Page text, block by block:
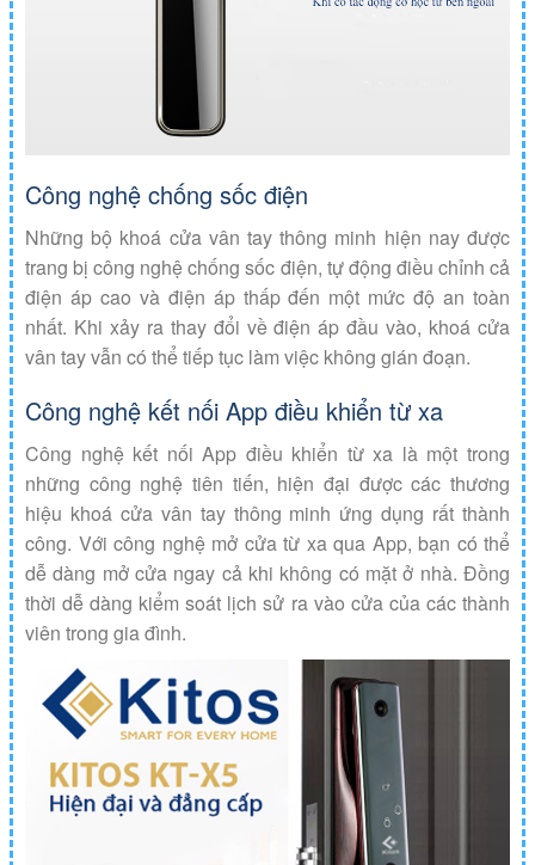
Công nghệ chống sốc điện
Những bộ khoá cửa vân tay thông minh hiện nay được
trang bị công nghệ chống sốc điện, tự động điều chỉnh cả
điện áp cao và điện áp thấp đến một mức độ an toàn
nhất. Khi xảy ra thay đổi về điện áp đầu vào, khoá cửa
vân tay vẫn có thể tiếp tục làm việc không gián đoạn.
Công nghệ kết nối App điều khiển từ xa
Công nghệ kết nối App điều khiển từ xa là một trong
những công nghệ tiên tiến, hiện đại được các thương
hiệu khoá cửa vân tay thông minh ứng dụng rất thành
công. Với công nghệ mở cửa từ xa qua App, bạn có thể
dễ dàng mở cửa ngay cả khi không có mặt ở nhà. Đồng
thời dễ dàng kiểm soát lịch sử ra vào cửa của các thành
viên trong gia đình.